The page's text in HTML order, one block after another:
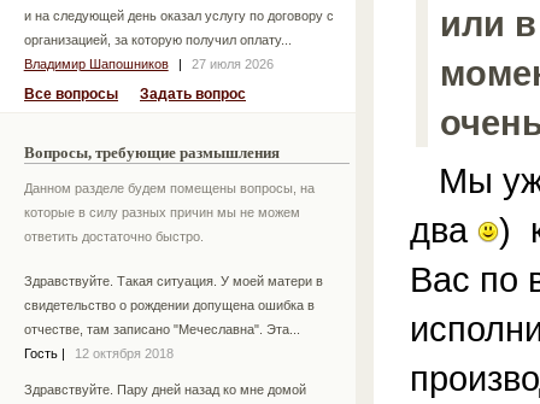
и на следующей день оказал услугу по договору с
организацией, за которую получил оплату...
Владимир Шапошников
| 27 июля 2026
Все вопросы Задать вопрос
Вопросы, требующие размышления
Данном разделе будем помещены вопросы, на
которые в силу разных причин мы не можем
ответить достаточно быстро.
Здравствуйте. Такая ситуация. У моей матери в
свидетельство о рождении допущена ошибка в
отчестве, там записано "Мечеславна". Эта...
Гость
12 октября 2018
Здравствуйте. Пару дней назад ко мне домой
или
Мы
два
)
Вас по